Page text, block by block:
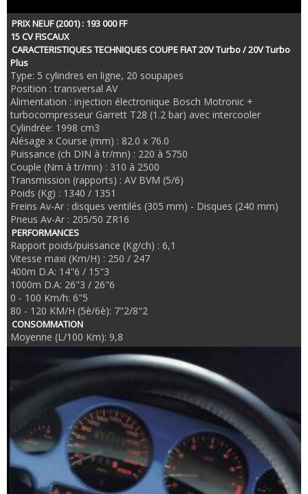
PRIX NEUF (2001) : 193 000 FF
15 CV FISCAUX
CARACTERISTIQUES TECHNIQUES COUPE FIAT 20V Turbo / 20V Turbo
Plus
Type: 5 cylindres en ligne, 20 soupapes
Position : transversal AV
Alimentation : injection électronique Bosch Motronic +
turbocompresseur Garrett T28 (1.2 bar) avec intercooler
Cylindrée: 1998 cm3
Alésage x Course (mm) : 82.0 x 76.0
Puissance (ch DIN à tr/mn) : 220 à 5750
Couple (Nm à tr/mn) : 310 à 2500
Transmission (rapports) : AV BVM (5/6)
Poids (Kg) : 1340 / 1351
Freins Av-Ar : disques ventilés (305 mm) - Disques (240 mm)
Pneus Av-Ar : 205/50 ZR16
PERFORMANCES
Rapport poids/puissance (Kg/ch) : 6,1
Vitesse maxi (Km/H) : 250 / 247
400m D.A: 14"6 / 15"3
1000m D.A: 26"3 / 26"6
0 - 100 Km/h: 6"5
80 - 120 KM/H (5è/6è): 7"2/8"2
CONSOMMATION
Moyenne (L/100 Km): 9,8